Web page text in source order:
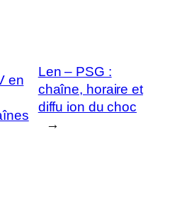
en
Len – PSG :
chaîne, horaire et
diffu ion du choc
→